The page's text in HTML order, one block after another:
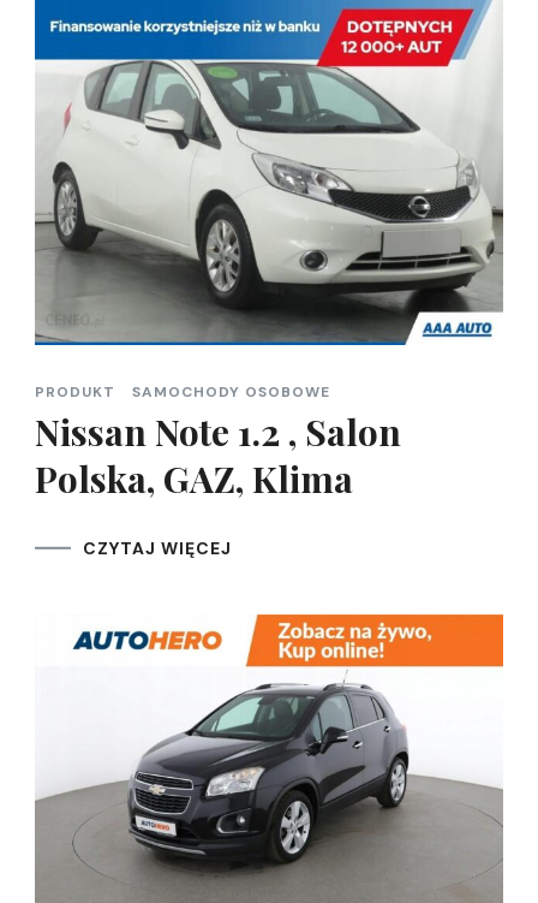
PRODUKT SAMOCHODY OSOBOWE
Nissan Note 1.2 , Salon
Polska, GAZ, Klima
CZYTAJ WIĘCEJ